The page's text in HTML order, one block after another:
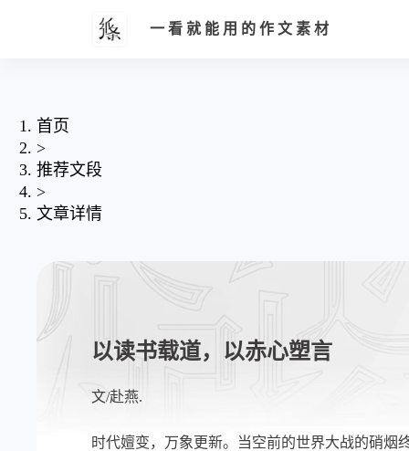
一看就能用的作文素材
首页
>
推荐文段
>
文章详情
以读书载道，以赤心塑言
文/赴燕.
时代嬗变，万象更新。当空前的世界大战的硝烟